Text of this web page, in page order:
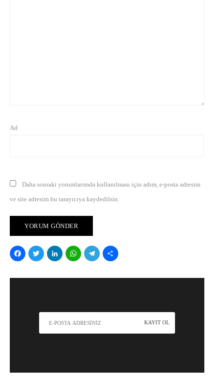
Ad
Daha sonraki yorumlarımda kullanılması için adım, e-posta adresim
ve site adresim bu tarayıcıya kaydedilsin.
Facebook
Twitter
LinkedIn
WhatsApp
Telegram